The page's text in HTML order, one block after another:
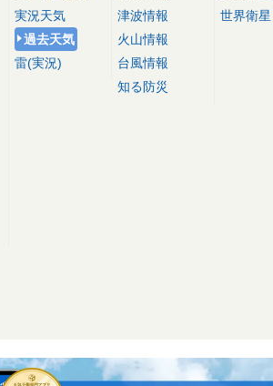
実況天気
過去天気
雷(実況)
津波情報
火山情報
台風情報
知る防災
世界衛星